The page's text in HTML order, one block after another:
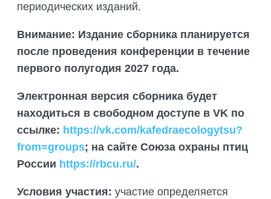
периодических изданий.
Внимание: Издание сборника планируется
после проведения конференции в течение
первого полугодия 2027 года.
Электронная версия сборника будет
находиться в свободном доступе в VK по
ссылке: https://vk.com/kafedraecologytsu?
from=groups; на сайте Союза охраны птиц
России https://rbcu.ru/.
Условия участия: участие определяется